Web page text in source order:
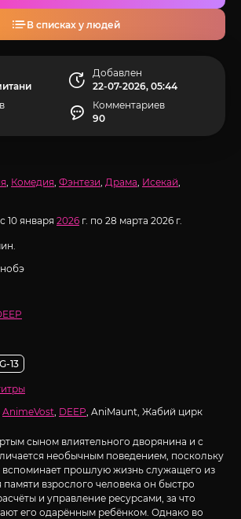
В списках у людей
Добавлен
22-07-2026, 05:44
Комментариев
90
, Комедия, Фэнтези, Драма, Исекай,
с 10 января 2026 г. по 28 марта 2026 г.
13
AnimeVost, DEEP, AniMaunt, Жабий цирк
сыном влиятельного дворянина и с
необычным поведением, поскольку
вспоминает прошлую жизнь служащего из
взрослого человека он быстро
и управление ресурсами, за что
его одарённым ребёнком. Однако во